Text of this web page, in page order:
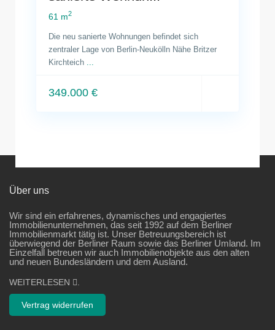
61 m2
Die neu sanierte Wohnungen befindet sich
zentraler Lage von Berlin-Neukölln Nähe Britzer
Kirchteich
349.000 €
Über uns
Wir sind ein erfahrenes, dynamisches und engagiertes
Immobilienunternehmen, das seit 1992 auf dem Berliner
Immobilienmarkt tätig ist. Unser Betreuungsbereich ist
überwiegend der Berliner Raum sowie das Berliner Umland. Im
Einzelfall betreuen wir auch Immobilienobjekte aus den alten
und neuen Bundesländern und dem Ausland.
WEITERLESEN
Vertrag widerrufen